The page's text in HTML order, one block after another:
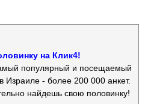
на Клик4!
популярный и посещаемый
Израиле - более 200 000 анкет.
найдешь свою половинку!